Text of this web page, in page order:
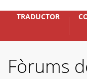
TRADUCTOR
Fòrums